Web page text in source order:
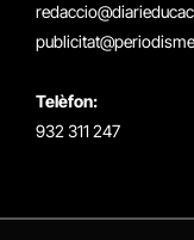
Telèfon:
932 311 247